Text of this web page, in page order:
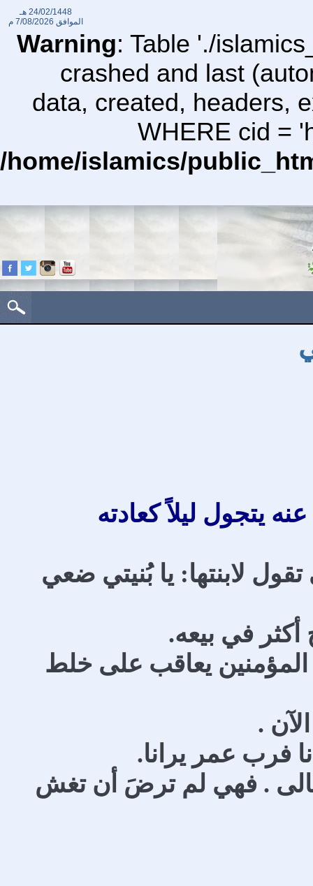
Warning: Table './
crashed and last
data, created, headers,
WHERE cid =
/home/islamics/
24/02/1448 هـ
الموافق 7/08/2026 م
يتجول ليلاً كعادته
لابنتها: يا بُنيتي ضعي
أكثر في بيعه.
المؤمنين يعاقب على خلط
.
فرب عمر يرانا.
تعالى . فهي لم ترضَ أن تغش